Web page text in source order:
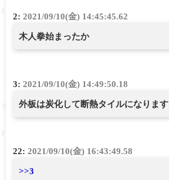
2: 2021/09/10(金) 14:45:45.62
木人拳始まったか
3: 2021/09/10(金) 14:49:50.18
外板は炭化して断熱タイルになります
22: 2021/09/10(金) 16:43:49.58
>>3